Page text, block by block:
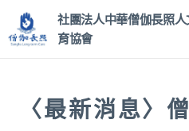
社團法人中華僧伽長照
育協會
〈最新消息〉